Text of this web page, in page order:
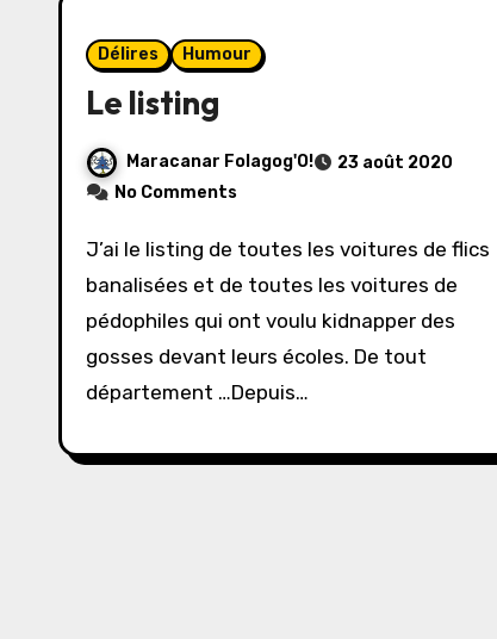
Délires Humour
Le listing
Maracanar Folagog'O!
23 août 2020
No Comments
J’ai le listing de toutes les voitures de flics
banalisées et de toutes les voitures de
pédophiles qui ont voulu kidnapper des
gosses devant leurs écoles. De tout
département …Depuis…